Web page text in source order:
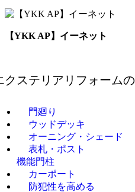
【YKK AP】イーネット
クステリアリフォームの
門廻り
ウッドデッキ
オーニング・シェード
表札・ポスト
機能門柱
カーポート
防犯性を高める